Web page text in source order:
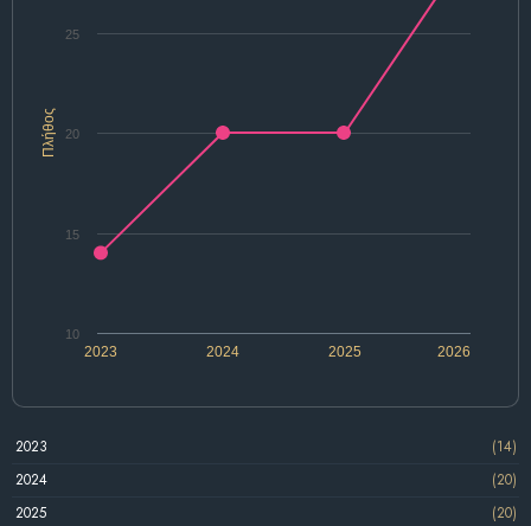
Πλήθος
2024 2026
2023 2025
10
15
20
25
2023
(14)
2024
(20)
2025
(20)